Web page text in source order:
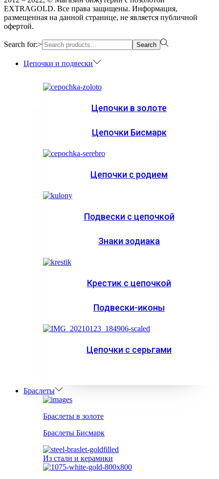
EXTRAGOLD. Все права защищены. Информация,
размещенная на данной странице, не является публичной
офертой.
Search for:> Search
Цепочки и подвески
Цепочки в золоте
Цепочки Бисмарк
Цепочки с родием
Подвески с цепочкой
Знаки зодиака
Крестик с цепочкой
Подвески-иконы
Цепочки с серьгами
Браслеты
Браслеты в золоте
Браслеты Бисмарк
Из стали и керамики